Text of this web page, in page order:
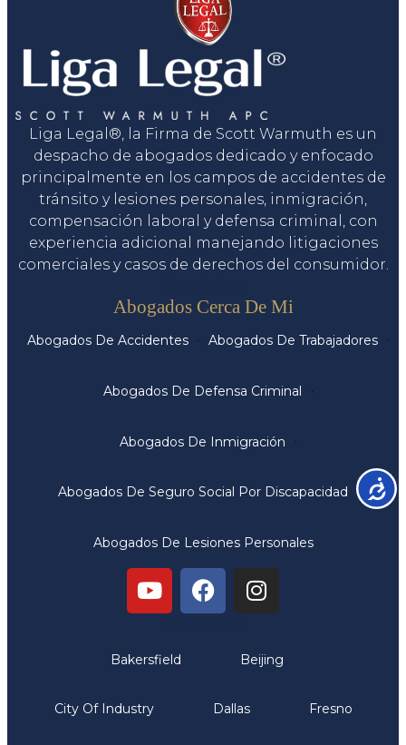
Liga Legal®, la Firma de Scott Warmuth es un
despacho de abogados dedicado y enfocado
principalmente en los campos de accidentes de
tránsito y lesiones personales, inmigración,
compensación laboral y defensa criminal, con
experiencia adicional manejando litigaciones
comerciales y casos de derechos del consumidor.
Abogados Cerca De Mi
Abogados De Accidentes Abogados De Trabajadores
Abogados De Defensa Criminal
Abogados De Inmigración
Abogados De Seguro Social Por Discapacidad
Abogados De Lesiones Personales
Bakersfield Beijing
City Of Industry Dallas Fresno